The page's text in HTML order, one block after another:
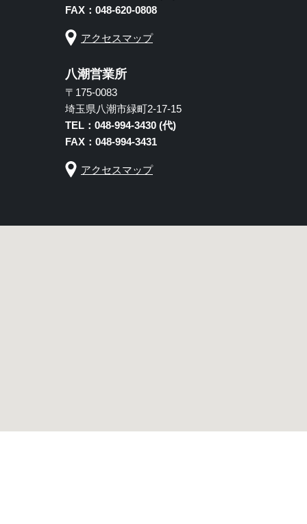
FAX：048-620-0808
アクセスマップ
八潮営業所
〒175-0083
埼玉県八潮市緑町2-17-15
TEL：048-994-3430 (代)
FAX：048-994-3431
アクセスマップ